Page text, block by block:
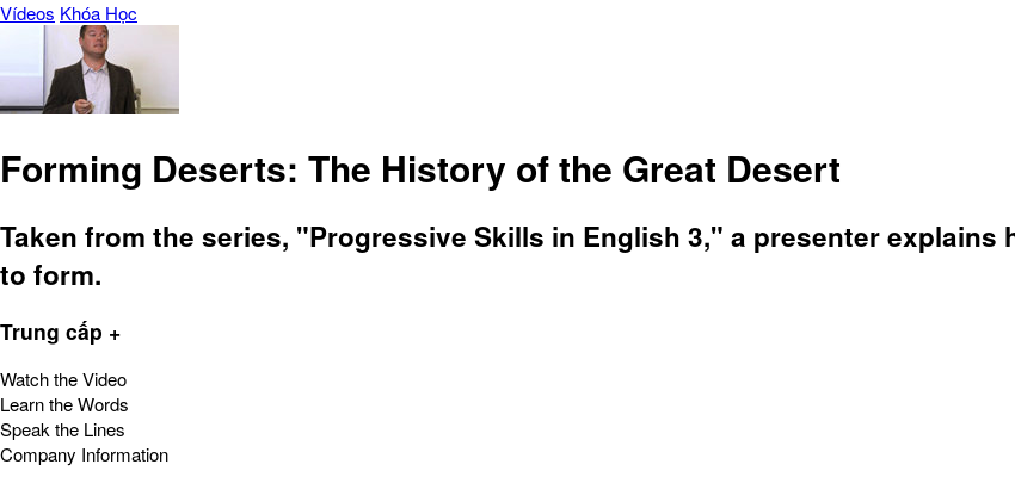
Vídeos Khóa Học
Forming Deserts: The History of the Great Desert
Taken from the series, "Progressive Skills in English 3," a presenter
to form.
Trung cấp +
Watch the Video
Learn the Words
Speak the Lines
Company Information